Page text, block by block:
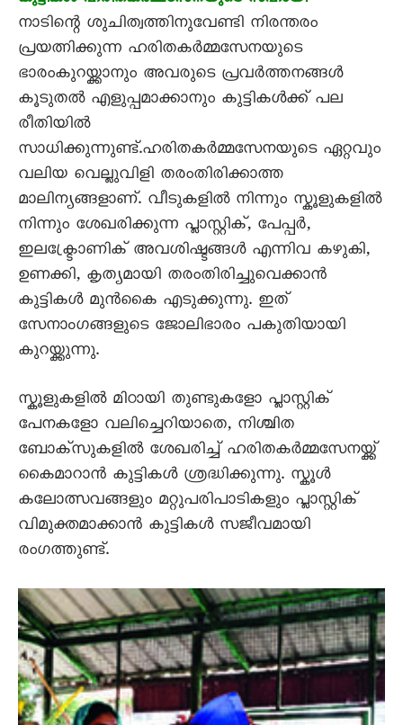
നാടിന്റെ ശുചിത്വത്തിനുവേണ്ടി നിരന്തരം
പ്രയത്നിക്കുന്ന ഹരിതകർമ്മസേനയുടെ
ഭാരംകുറയ്ക്കാനും അവരുടെ പ്രവർത്തനങ്ങൾ
കൂടുതൽ എളുപ്പമാക്കാനും കുട്ടികൾക്ക് പല
രീതിയിൽ
സാധിക്കുന്നുണ്ട്.ഹരിതകർമ്മസേനയുടെ ഏറ്റവും
വലിയ വെല്ലുവിളി തരംതിരിക്കാത്ത
മാലിന്യങ്ങളാണ്. വീടുകളിൽ നിന്നും സ്കൂളുകളിൽ
നിന്നും ശേഖരിക്കുന്ന പ്ലാസ്റ്റിക്, പേപ്പർ,
ഇലക്ട്രോണിക് അവശിഷ്ടങ്ങൾ എന്നിവ കഴുകി,
ഉണക്കി, കൃത്യമായി തരംതിരിച്ചുവെക്കാൻ
കുട്ടികൾ മുൻകൈ എടുക്കുന്നു. ഇത്
സേനാംഗങ്ങളുടെ ജോലിഭാരം പകുതിയായി
കുറയ്ക്കുന്നു.
സ്കൂളുകളിൽ മിഠായി തുണ്ടുകളോ പ്ലാസ്റ്റിക്
പേനകളോ വലിച്ചെറിയാതെ, നിശ്ചിത
ബോക്സുകളിൽ ശേഖരിച്ച് ഹരിതകർമ്മസേനയ്ക്ക്
കൈമാറാൻ കുട്ടികൾ ശ്രദ്ധിക്കുന്നു. സ്കൂൾ
കലോത്സവങ്ങളും മറ്റുപരിപാടികളും പ്ലാസ്റ്റിക്
വിമുക്തമാക്കാൻ കുട്ടികൾ സജീവമായി
രംഗത്തുണ്ട്.